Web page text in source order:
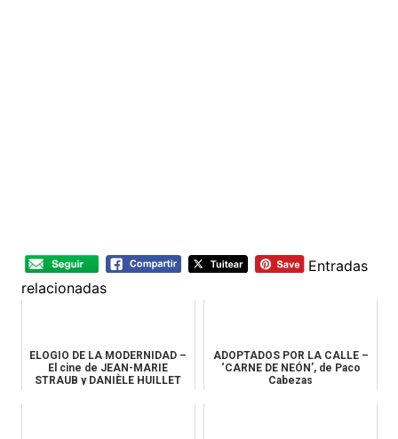
Entradas
relacionadas
ELOGIO DE LA MODERNIDAD –
El cine de JEAN-MARIE
STRAUB y DANIÈLE HUILLET
ADOPTADOS POR LA CALLE –
‘CARNE DE NEÓN’, de Paco
Cabezas